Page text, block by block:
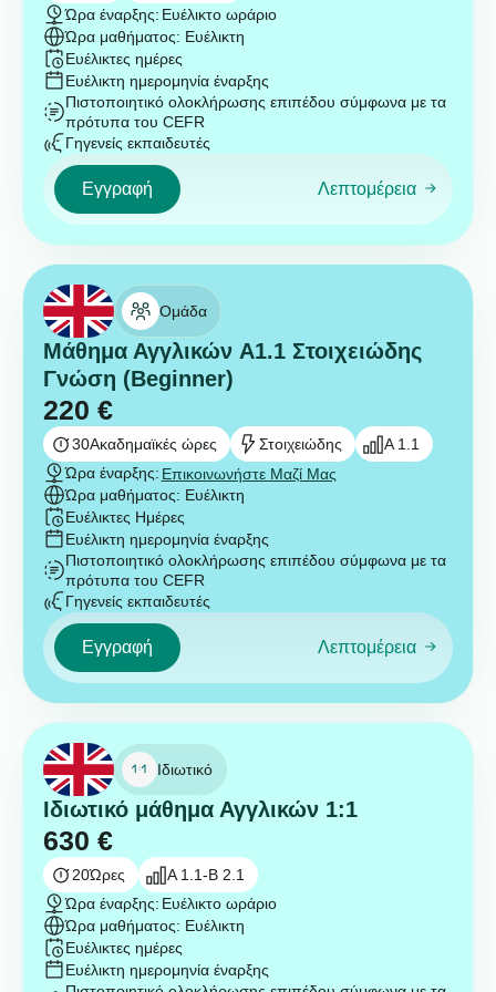
Ώρα έναρξης: Ευέλικτο ωράριο
Ώρα μαθήματος: Ευέλικτη
Ευέλικτες ημέρες
Ευέλικτη ημερομηνία έναρξης
Πιστοποιητικό ολοκλήρωσης επιπέδου σύμφωνα με τα
πρότυπα του CEFR
Γηγενείς εκπαιδευτές
Εγγραφή Λεπτομέρεια
Ομάδα
Μάθημα Αγγλικών A1.1 Στοιχειώδης
Γνώση (Beginner)
220 €
30Ακαδημαϊκές ώρες Στοιχειώδης
A 1.1
Ώρα έναρξης: Επικοινωνήστε Μαζί Μας
Ώρα μαθήματος: Ευέλικτη
Ευέλικτες Ημέρες
Ευέλικτη ημερομηνία έναρξης
Πιστοποιητικό ολοκλήρωσης επιπέδου σύμφωνα με τα
πρότυπα του CEFR
Γηγενείς εκπαιδευτές
Εγγραφή Λεπτομέρεια
Ιδιωτικό
Ιδιωτικό μάθημα Αγγλικών 1:1
630 €
20Ώρες
A 1.1-B 2.1
Ώρα έναρξης: Ευέλικτο ωράριο
Ώρα μαθήματος: Ευέλικτη
Ευέλικτες ημέρες
Ευέλικτη ημερομηνία έναρξης